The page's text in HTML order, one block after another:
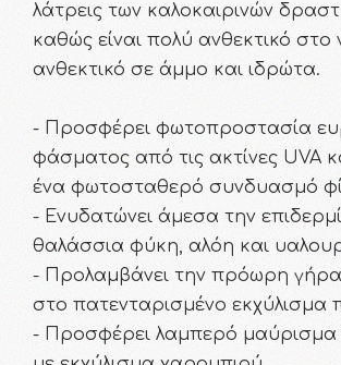
λάτρεις των καλοκαιρινών
καθώς είναι πολύ ανθεκτικό στο
ανθεκτικό σε άμμο και ιδρώτα.
- Προσφέρει φωτοπροστασία
φάσματος από τις ακτίνες UVA
ένα φωτοσταθερό συνδυασμό
- Ενυδατώνει άμεσα την
θαλάσσια φύκη, αλόη και
- Προλαμβάνει την πρόωρη
στο πατενταρισμένο εκχύλισμα
- Προσφέρει λαμπερό μαύρισμα